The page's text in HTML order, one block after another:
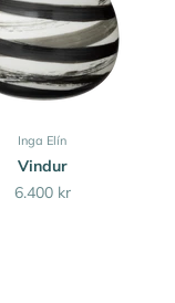
Inga Elín
Vindur
Sale price
6.400 kr